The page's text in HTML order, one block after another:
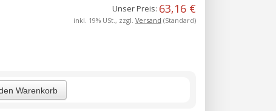
Unser Preis: 63,16 €
inkl. 19% USt., zzgl. Versand (Standard)
Warenkorb